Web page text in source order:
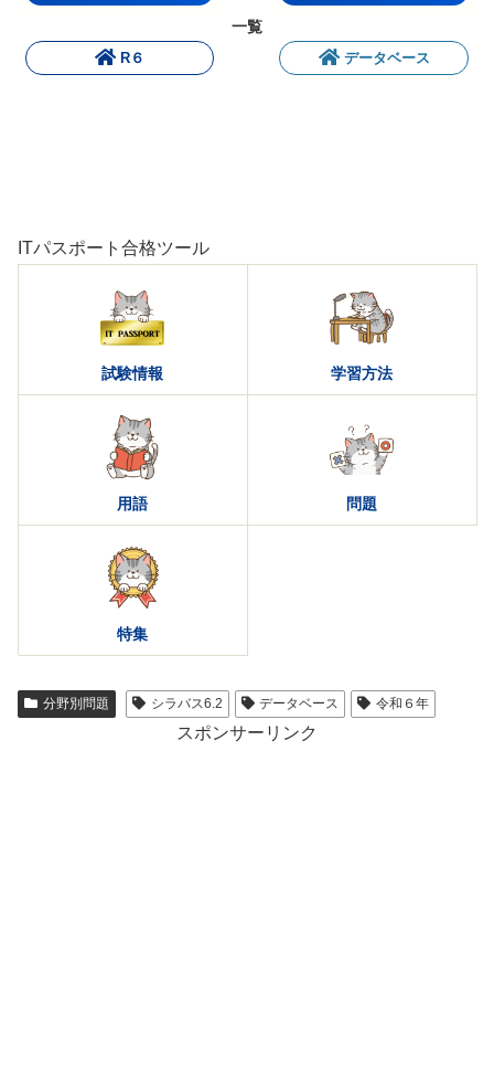
一覧
R６ データベース
ITパスポート合格ツール
試験情報 学習方法
用語 問題
特集
分野別問題 シラバス6.2 データベース 令和６年
スポンサーリンク